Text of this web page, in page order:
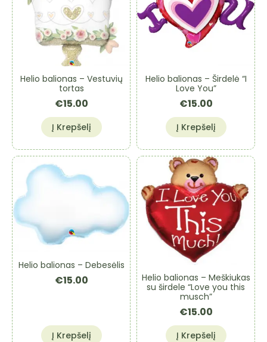
Helio balionas – Vestuvių
tortas
€15.00
Į Krepšelį
Helio balionas – Širdelė “I
Love You”
€15.00
Į Krepšelį
Helio balionas – Debesėlis
€15.00
Į Krepšelį
Helio balionas – Meškiukas
su širdele “Love you this
musch”
€15.00
Į Krepšelį